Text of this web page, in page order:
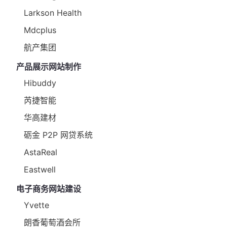
Larkson Health
Mdcplus
航产集团
产品展示网站制作
Hibuddy
芮捷智能
华高建材
砺金 P2P 网贷系统
AstaReal
Eastwell
电子商务网站建设
Yvette
朗香葡萄酒会所